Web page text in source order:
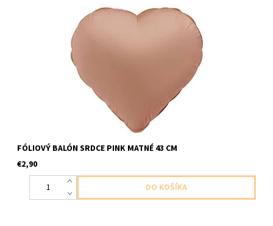
foliovy balon v tvare srdca ruzovo matny 1ks v baleni velkost cca
43cm dodavame nenafukany
FÓLIOVÝ BALÓN SRDCE PINK MATNÉ 43 CM
€2,90